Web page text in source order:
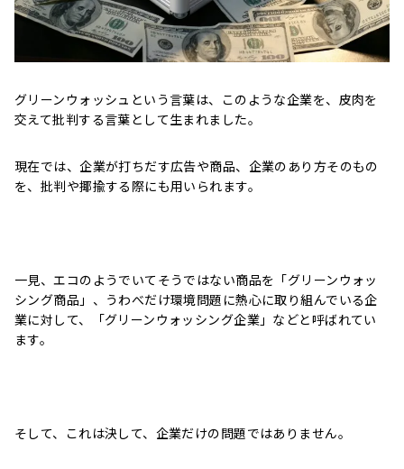
グリーンウォッシュという言葉は、このような企業を、皮肉を
交えて批判する言葉として生まれました。
現在では、企業が打ちだす広告や商品、企業のあり方そのもの
を、批判や揶揄する際にも用いられます。
一見、エコのようでいてそうではない商品を「グリーンウォッ
シング商品」、うわべだけ環境問題に熱心に取り組んでいる企
業に対して、「グリーンウォッシング企業」などと呼ばれてい
ます。
そして、これは決して、企業だけの問題ではありません。